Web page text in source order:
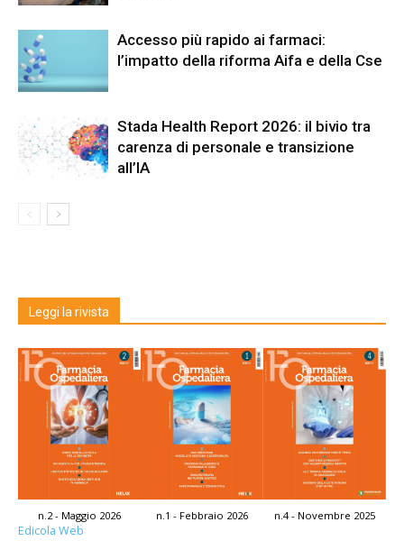
Accesso più rapido ai farmaci:
l’impatto della riforma Aifa e della Cse
Stada Health Report 2026: il bivio tra
carenza di personale e transizione
all’IA
Leggi la rivista
n.2 - Maggio 2026 n.1 - Febbraio 2026 n.4 - Novembre 2025
Edicola Web